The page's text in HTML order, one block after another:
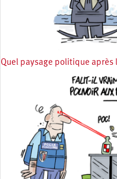
Quel paysage politique après